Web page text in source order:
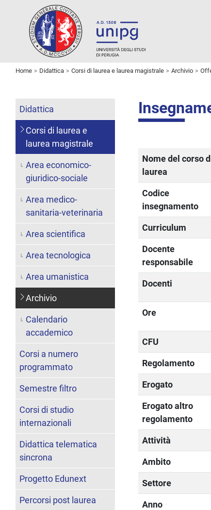
Home Didattica Corsi di laurea e laurea magistrale Archivio
Nome del corso
laurea
Codice
insegnamento
Curriculum
Docente
responsabile
Docenti
Ore
CFU
Regolamento
Erogato
Erogato altro
regolamento
Attività
Ambito
Settore
Anno
Didattica
Corsi di laurea e
laurea magistrale
Area economico-
giuridico-sociale
Area medico-
sanitaria-veterinaria
Area scientifica
Area tecnologica
Area umanistica
Archivio
Calendario
accademico
Corsi a numero
programmato
Semestre filtro
Corsi di studio
internazionali
Didattica telematica
sincrona
Progetto Edunext
Percorsi post laurea